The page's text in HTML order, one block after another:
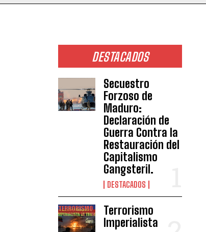
DESTACADOS
Secuestro
Forzoso de
Maduro:
Declaración de
Guerra Contra la
Restauración del
Capitalismo
Gangsteril.
DESTACADOS
Terrorismo
Imperialista